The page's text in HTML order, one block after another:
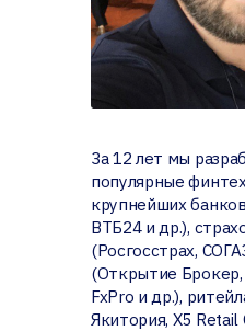
За 12 лет мы
популярные
крупнейших
ВТБ24 и др.),
(Росгосстрах,
(Открытие Брокер,
FxPro и др.),
Якитория, Х5 Retail